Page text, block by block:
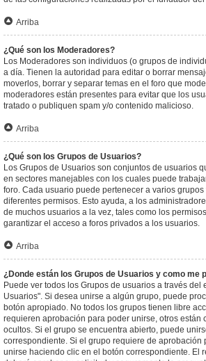
Arriba
¿Qué son los Moderadores?
Los Moderadores son individuos (o grupos de
a día. Tienen la autoridad para editar o borrar
moverlos, borrar y separar temas en el foro que
moderadores están presentes para evitar que los
tratado o publiquen spam y/o contenido malicioso.
Arriba
¿Qué son los Grupos de Usuarios?
Los Grupos de Usuarios son conjuntos de usuarios
en sectores manejables con los cuales puede
foro. Cada usuario puede pertenecer a varios
diferentes permisos. Esto ayuda, a los
de muchos usuarios a la vez, tales como los
garantizar el acceso a foros privados a los usuarios.
Arriba
¿Donde están los Grupos de Usuarios y como me
Puede ver todos los Grupos de usuarios a través del
Usuarios". Si desea unirse a algún grupo, puede
botón apropiado. No todos los grupos tienen libre
requieren aprobación para poder unirse, otros están
ocultos. Si el grupo se encuentra abierto, puede
correspondiente. Si el grupo requiere de aprobación
unirse haciendo clic en el botón correspondiente. El